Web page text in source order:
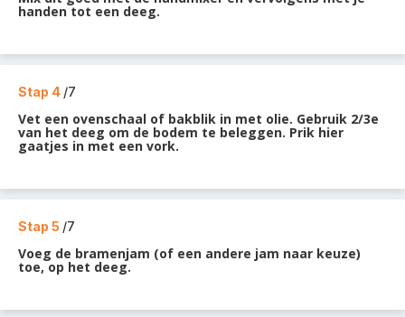
handen tot een deeg.
Stap 4 /7
Vet een ovenschaal of bakblik in met olie. Gebruik 2/3e
van het deeg om de bodem te beleggen. Prik hier
gaatjes in met een vork.
Stap 5 /7
Voeg de bramenjam (of een andere jam naar keuze)
toe, op het deeg.